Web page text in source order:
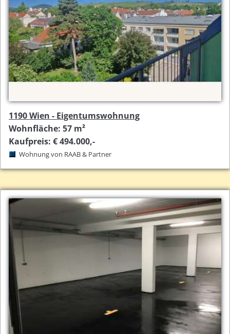
1190 Wien - Eigentumswohnung
Wohnfläche: 57 m²
Kaufpreis: € 494.000,-
Wohnung von RAAB & Partner